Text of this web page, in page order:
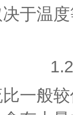
于温
一般